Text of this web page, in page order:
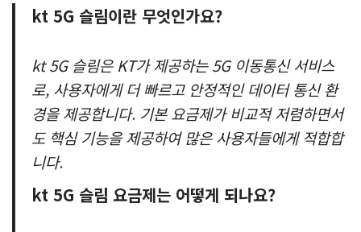
kt 5G 슬림이란 무엇인가요?
kt 5G 슬림은 KT가 제공하는 5G 이동통신 서비스
로, 사용자에게 더 빠르고 안정적인 데이터 통신 환
경을 제공합니다. 기본 요금제가 비교적 저렴하면서
도 핵심 기능을 제공하여 많은 사용자들에게 적합합
니다.
kt 5G 슬림 요금제는 어떻게 되나요?